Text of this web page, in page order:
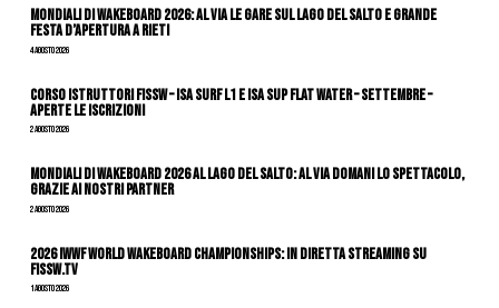
Mondiali di Wakeboard 2026: al via le gare sul Lago del Salto e grande
festa d’apertura a Rieti
4 Agosto 2026
CORSO ISTRUTTORI FISSW – ISA SURF L1 e ISA SUP Flat Water – SETTEMBRE –
APERTE LE ISCRIZIONI
2 Agosto 2026
Mondiali di Wakeboard 2026 al Lago del Salto: al via domani lo spettacolo,
grazie ai nostri Partner
2 Agosto 2026
2026 IWWF WORLD WAKEBOARD CHAMPIONSHIPS: IN DIRETTA STREAMING SU
FISSW.TV
1 Agosto 2026